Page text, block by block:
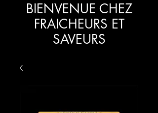
BIENVENUE CHEZ
FRAICHEURS ET
SAVEURS